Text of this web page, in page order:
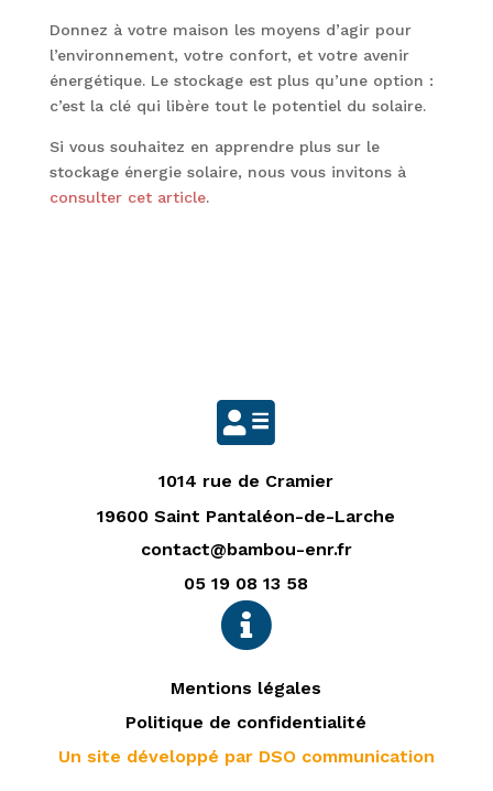
Donnez à votre maison les moyens d’agir pour
l’environnement, votre confort, et votre avenir
énergétique. Le stockage est plus qu’une option :
c’est la clé qui libère tout le potentiel du solaire.
Si vous souhaitez en apprendre plus sur le
stockage énergie solaire, nous vous invitons à
consulter cet article.

1014 rue de Cramier
19600 Saint Pantaléon-de-Larche
contact@bambou-enr.fr
05 19 08 13 58

Mentions légales
Politique de confidentialité
Un site développé par DSO communication